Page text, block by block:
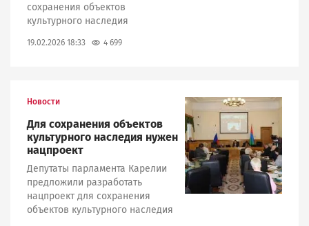
сохранения объектов
культурного наследия
19.02.2026 18:33 4 699
Новости
Для сохранения объектов
культурного наследия нужен
нацпроект
Депутаты парламента Карелии
предложили разработать
нацпроект для сохранения
объектов культурного наследия
Image